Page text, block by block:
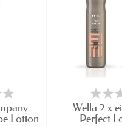
Lotion
Wella 2 x
Perfect